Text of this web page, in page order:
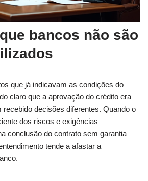
bancos não são
que já indicavam as condições do
claro que a aprovação do crédito era
recebido decisões diferentes. Quando o
dos riscos e exigências
conclusão do contrato sem garantia
tende a afastar a